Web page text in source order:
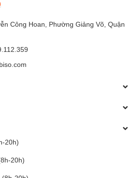
Công Hoan, Phường Giảng Võ, Quận
20h)
20h)